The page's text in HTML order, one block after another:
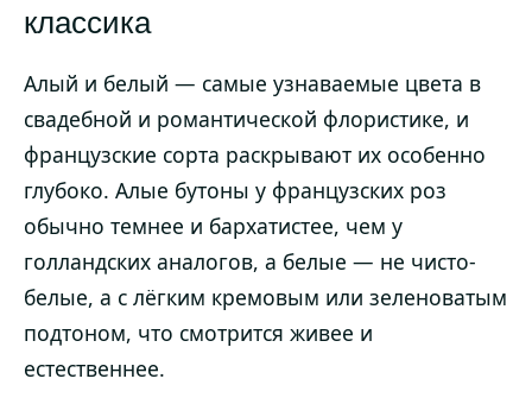
классика
Алый и белый — самые узнаваемые цвета в
свадебной и романтической флористике, и
французские сорта раскрывают их особенно
глубоко. Алые бутоны у французских роз
обычно темнее и бархатистее, чем у
голландских аналогов, а белые — не чисто-
белые, а с лёгким кремовым или зеленоватым
подтоном, что смотрится живее и
естественнее.